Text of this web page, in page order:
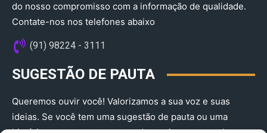
do nosso compromisso com a informação de qualidade.
Contate-nos nos telefones abaixo
(91) 98224 - 3111
SUGESTÃO DE PAUTA
Queremos ouvir você! Valorizamos a sua voz e suas
ideias. Se você tem uma sugestão de pauta ou uma